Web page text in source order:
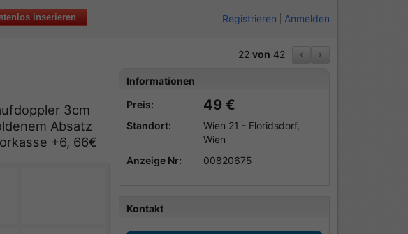
inserieren Registrieren Anmelden
22 von 42 ‹ ›
3cm
Absatz
+6, 66€
Informationen
Preis:
49 €
Standort:
Wien 21 - Floridsdorf,
Wien
Anzeige Nr:
00820675
Kontakt